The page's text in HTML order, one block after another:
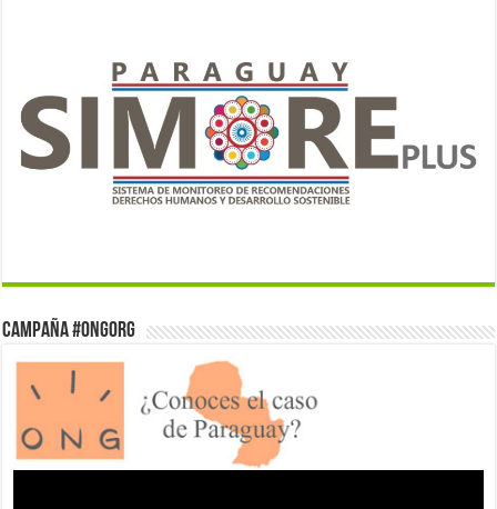
Campaña #ONGorg